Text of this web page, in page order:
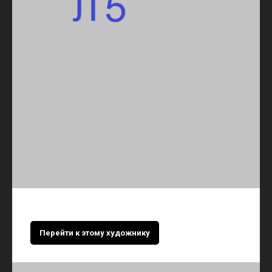
Перейти к этому художнику